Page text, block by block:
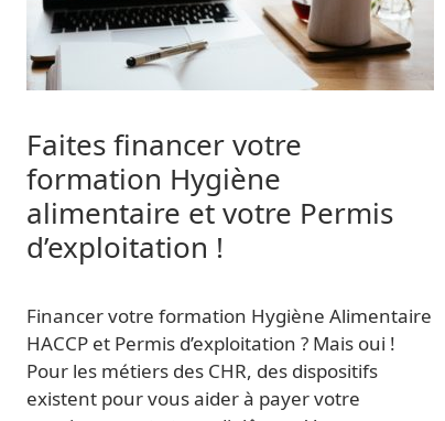
Faites financer votre
formation Hygiène
alimentaire et votre Permis
d’exploitation !
Financer votre formation Hygiène Alimentaire
HACCP et Permis d’exploitation ? Mais oui !
Pour les métiers des CHR, des dispositifs
existent pour vous aider à payer votre